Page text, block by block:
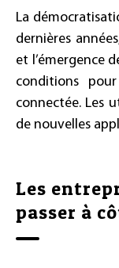
La
dernières
et l’émergence
conditions
connectée. Les
de nouvelles
Les
passer à